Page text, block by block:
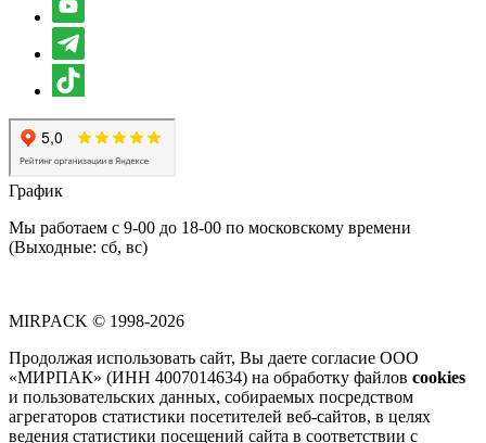
График
Мы работаем с 9-00 до 18-00 по московскому времени
(Выходные: сб, вс)
MIRPACK © 1998-2026
Продолжая использовать сайт, Вы даете согласие ООО
«МИРПАК» (ИНН 4007014634) на обработку файлов cookies
и пользовательских данных, собираемых посредством
агрегаторов статистики посетителей веб-сайтов, в целях
ведения статистики посещений сайта в соответствии с